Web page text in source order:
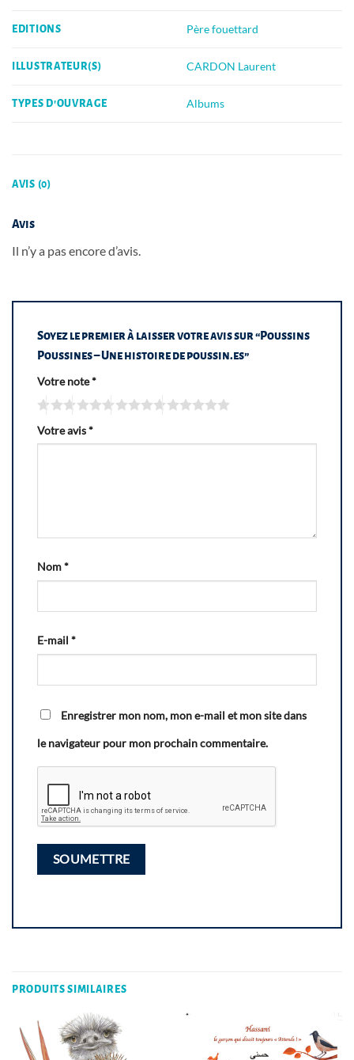
EDITIONS Père fouettard
ILLUSTRATEUR(S) CARDON Laurent
TYPES D'OUVRAGE Albums
AVIS (0)
Avis
Il n’y a pas encore d’avis.
Soyez le premier à laisser votre avis sur “Poussins
Poussines – Une histoire de poussin.es”
Votre note*
Votre avis*
Nom*
E-mail *
Enregistrer mon nom, mon e-mail et mon site dans
le navigateur pour mon prochain commentaire.
PRODUITS SIMILAIRES